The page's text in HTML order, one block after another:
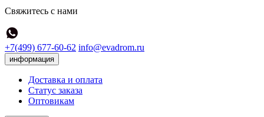
Свяжитесь с нами
+7(499) 677-60-62 info@evadrom.ru
информация
Доставка и оплата
Статус заказа
Оптовикам